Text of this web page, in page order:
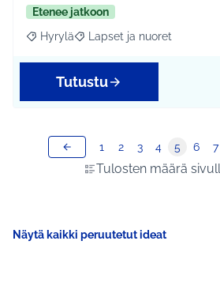
Etenee jatkoon
Rajaa tulokset aihepiirin mukaan:
Hyrylä Rajaa tulokset teeman
Lapset ja nuoret
Tutustu
Tulosten määrä
1 2 3 4 5 6 7
Näytä kaikki peruutetut ideat